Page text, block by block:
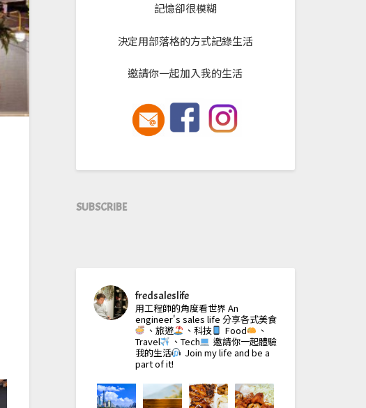
記憶卻很模糊
決定用部落格的方式記錄生活
邀請你一起加入我的生活
SUBSCRIBE
fredsaleslife
用工程師的角度看世界 An
engineer's sales life 分享各式美食
、旅遊
、科技 Food
、
Travel
、Tech
邀請你一起體驗
我的生活
Join my life and be a
part of it!